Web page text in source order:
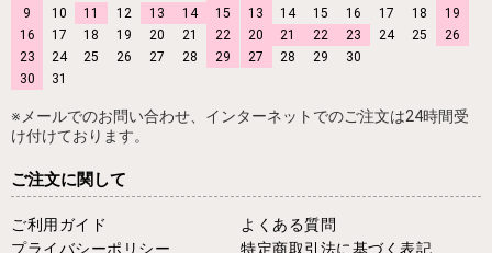
9
10 11 12 13 14
15
16
17 18 19 20 21
22
23
24 25 26 27 28
29
30
31
13
14 15 16 17 18
19
20
21 22 23 24 25
26
27
28 29 30
※メールでのお問い合わせ、インターネットでのご注文は24時間受
け付けております。
ご注文に関して
ご利用ガイド
よくある質問
プライバシーポリシー
特定商取引法に基づく表記